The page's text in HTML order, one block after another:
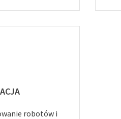
robotów i